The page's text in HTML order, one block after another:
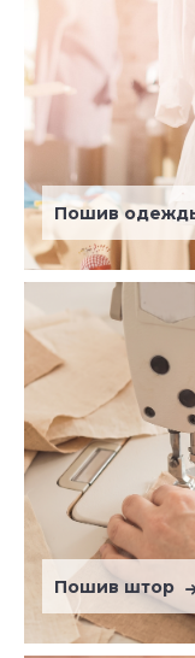
Пошив
Пошив штор